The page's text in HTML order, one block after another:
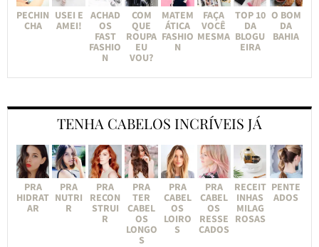
PECHIN
CHA
USEI E
AMEI!
ACHAD
OS
FAST
FASHIO
N
COM
QUE
ROUPA
EU
VOU?
MATEM
ÁTICA
FASHIO
N
FAÇA
VOCÊ
MESMA
TOP 10
DA
BLOGU
EIRA
O BOM
DA
BAHIA
TENHA CABELOS INCRÍVEIS JÁ
PRA
HIDRAT
AR
PRA
NUTRI
R
PRA
RECON
STRUI
R
PRA
TER
CABEL
OS
LONGO
S
PRA
CABEL
OS
LOIRO
S
PRA
CABEL
OS
RESSE
CADOS
RECEIT
INHAS
MILAG
ROSAS
PENTE
ADOS